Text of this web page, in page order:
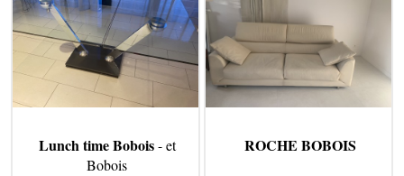
Lunch time Bobois- et
Bobois
ROCHE BOBOIS